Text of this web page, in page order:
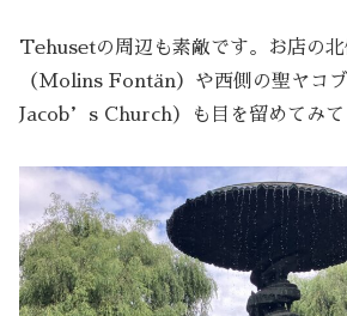
Tehusetの周辺も素敵です。お店の
（Molins Fontän）や西側の聖ヤコ
Jacob’s Church）も目を留めてみて